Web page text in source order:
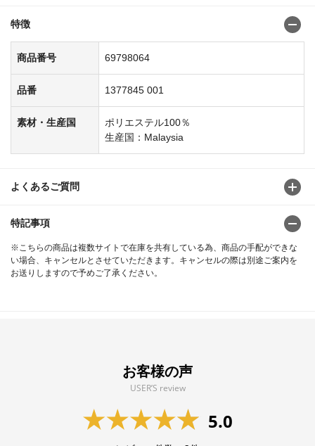
特徴
商品番号 69798064
品番 1377845 001
素材・生産国
ポリエステル100％
生産国：Malaysia
よくあるご質問
特記事項
※こちらの商品は複数サイトで在庫を共有している為、商品の手配ができな
い場合、キャンセルとさせていただきます。キャンセルの際は別途ご案内を
お送りしますので予めご了承ください。
お客様の声
USER’S review
5.0